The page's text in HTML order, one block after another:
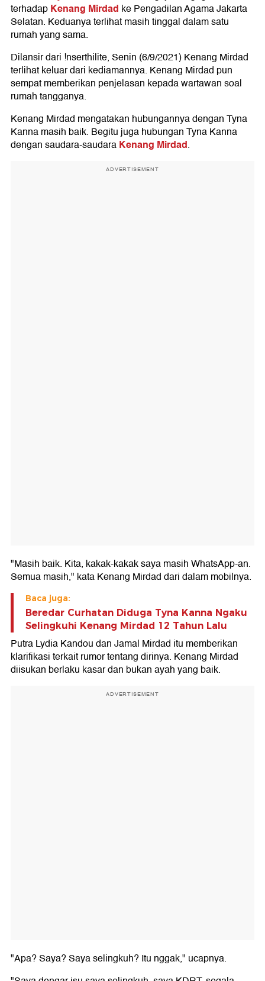
terhadapKenang Mirdad ke Pengadilan Agama Jakarta
Selatan. Keduanya terlihat masih tinggal dalam satu
rumah yang sama.
Dilansir dari !nserthilite, Senin (6/9/2021) Kenang Mirdad
terlihat keluar dari kediamannya. Kenang Mirdad pun
sempat memberikan penjelasan kepada wartawan soal
rumah tangganya.
Kenang Mirdad mengatakan hubungannya dengan Tyna
Kanna masih baik. Begitu juga hubungan Tyna Kanna
dengan saudara-saudaraKenang Mirdad.
ADVERTISEMENT
"Masih baik. Kita, kakak-kakak saya masih WhatsApp-an.
Semua masih," kata Kenang Mirdad dari dalam mobilnya.
Baca juga:
Beredar Curhatan Diduga Tyna Kanna Ngaku
Selingkuhi Kenang Mirdad 12 Tahun Lalu
Putra Lydia Kandou dan Jamal Mirdad itu memberikan
klarifikasi terkait rumor tentang dirinya. Kenang Mirdad
diisukan berlaku kasar dan bukan ayah yang baik.
ADVERTISEMENT
"Apa? Saya? Saya selingkuh? Itu nggak," ucapnya.